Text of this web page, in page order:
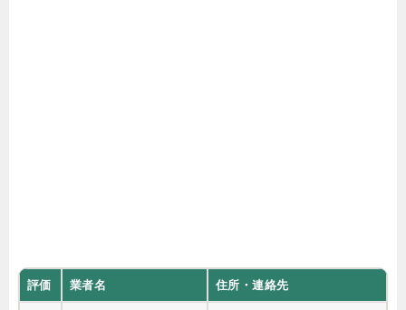
評価 業者名 住所・連絡先